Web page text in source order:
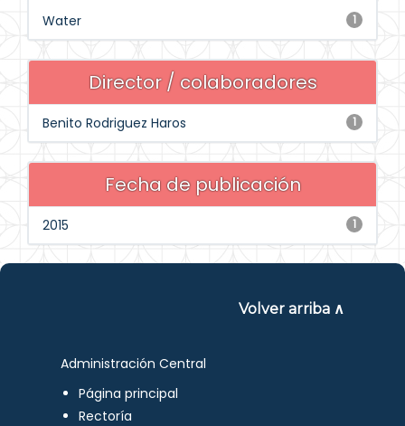
1
Water
Director / colaboradores
1
Benito Rodriguez Haros
Fecha de publicación
1
2015
Volver arriba ∧
Administración Central
Página principal
Rectoría